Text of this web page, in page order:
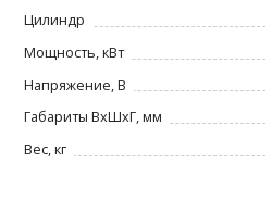
Цилиндр
Мощность, кВт
Напряжение, В
Габариты ВxШxГ, мм
Вес, кг